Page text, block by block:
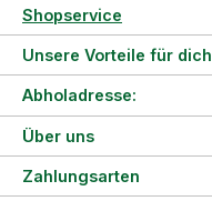
Shopservice
Unsere Vorteile für dich
Über uns
Zahlungsarten
Abholadresse: